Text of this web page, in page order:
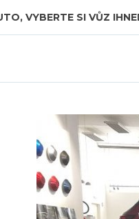
VYBERTE SI VŮZ
HODNOTĚ TÉMĚŘ